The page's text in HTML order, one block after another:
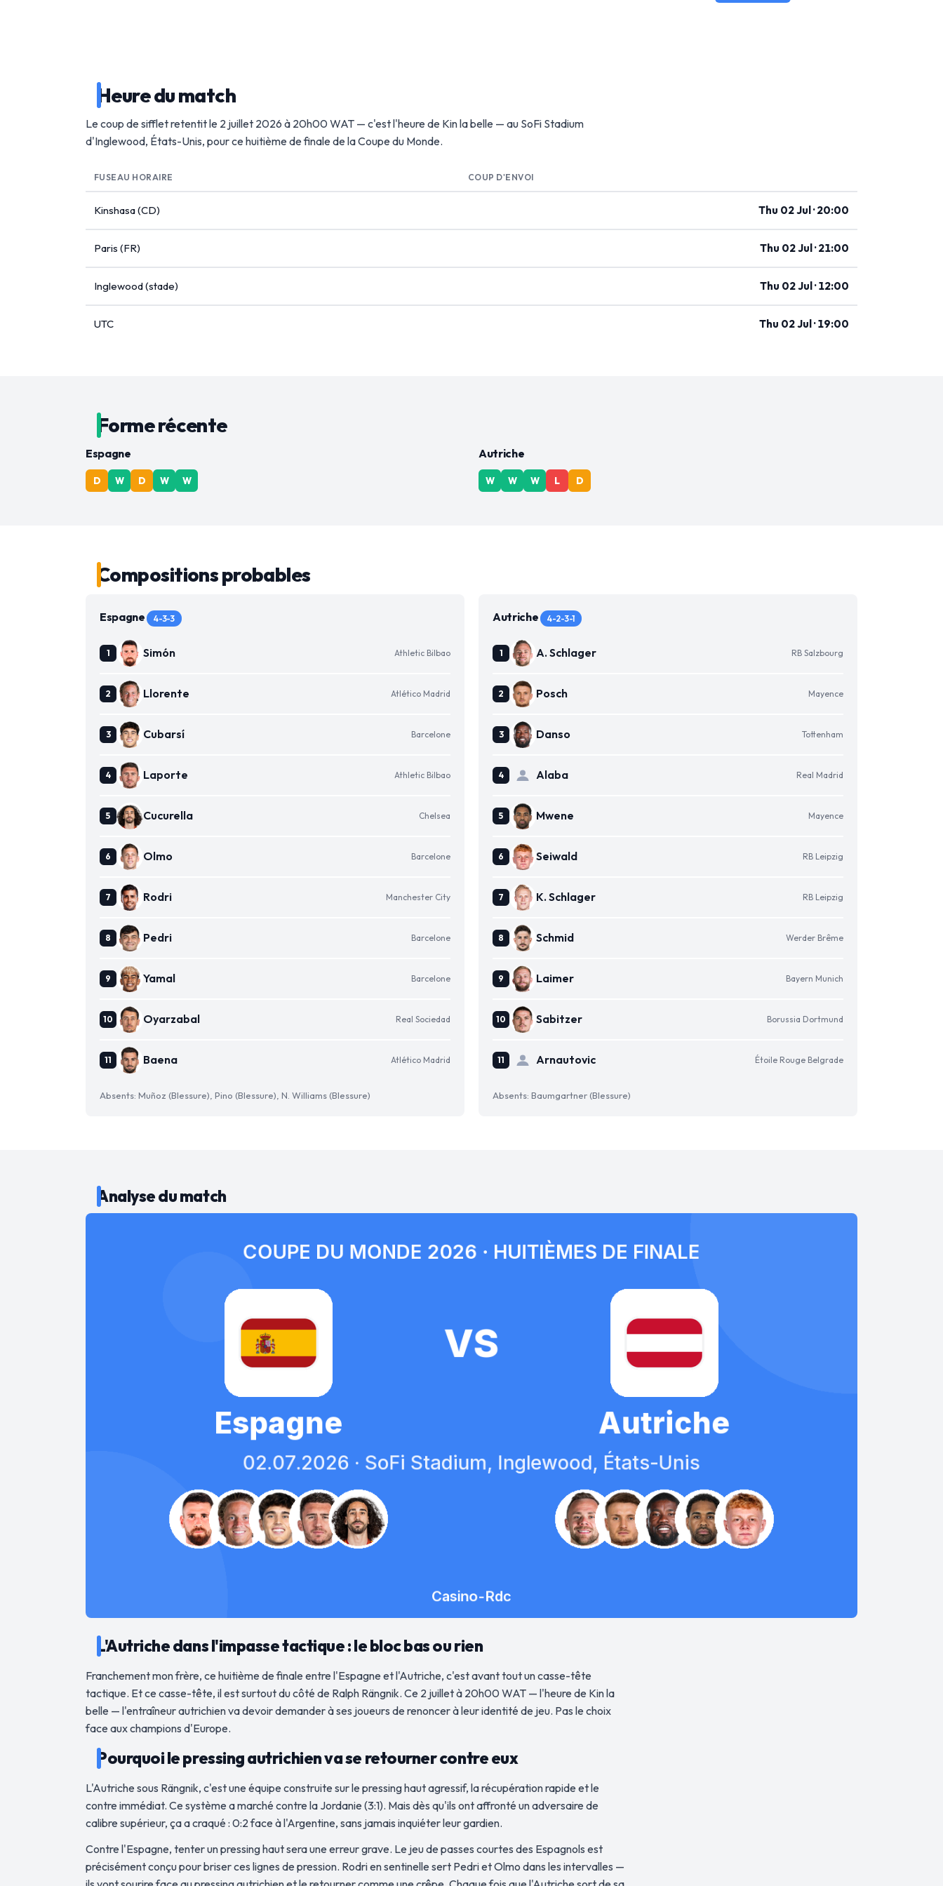
Heure du match
Le coup de sifflet retentit le 2 juillet 2026 à 20h00 WAT — c'est l'heure de Kin la belle — au SoFi Stadium
d'Inglewood, États-Unis, pour ce huitième de finale de la Coupe du Monde.
FUSEAU HORAIRE COUP D'ENVOI
Kinshasa (CD) Thu 02 Jul · 20:00
Paris (FR) Thu 02 Jul · 21:00
Inglewood (stade) Thu 02 Jul · 12:00
UTC Thu 02 Jul · 19:00
Forme récente
Espagne
D W D W W
Autriche
W W W L D
Compositions probables
Espagne 4-3-3
Simón Athletic Bilbao
Llorente Atlético Madrid
Cubarsí Barcelone
Laporte Athletic Bilbao
Cucurella Chelsea
Olmo Barcelone
Rodri Manchester City
Pedri Barcelone
Yamal Barcelone
Oyarzabal Real Sociedad
Baena Atlético Madrid
Absents: Muñoz (Blessure), Pino (Blessure), N. Williams (Blessure)
Autriche 4-2-3-1
A. Schlager RB Salzbourg
Posch Mayence
Danso Tottenham
Alaba Real Madrid
Mwene Mayence
Seiwald RB Leipzig
K. Schlager RB Leipzig
Schmid Werder Brême
Laimer Bayern Munich
Sabitzer Borussia Dortmund
Arnautovic Étoile Rouge Belgrade
Absents: Baumgartner (Blessure)
Analyse du match
L'Autriche dans l'impasse tactique : le bloc bas ou rien
Franchement mon frère, ce huitième de finale entre l'Espagne et l'Autriche, c'est avant tout un casse-tête
tactique. Et ce casse-tête, il est surtout du côté de Ralph Rängnik. Ce 2 juillet à 20h00 WAT — l'heure de Kin la
belle — l'entraîneur autrichien va devoir demander à ses joueurs de renoncer à leur identité de jeu. Pas le choix
face aux champions d'Europe.
Pourquoi le pressing autrichien va se retourner contre eux
L'Autriche sous Rängnik, c'est une équipe construite sur le pressing haut agressif, la récupération rapide et le
contre immédiat. Ce système a marché contre la Jordanie (3:1). Mais dès qu'ils ont affronté un adversaire de
calibre supérieur, ça a craqué : 0:2 face à l'Argentine, sans jamais inquiéter leur gardien.
Contre l'Espagne, tenter un pressing haut sera une erreur grave. Le jeu de passes courtes des Espagnols est
précisément conçu pour briser ces lignes de pression. Rodri en sentinelle sert Pedri et Olmo dans les intervalles —